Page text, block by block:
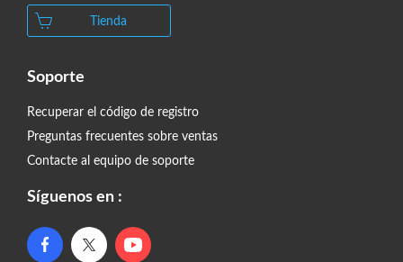
Tienda
Soporte
Recuperar el código de registro
Preguntas frecuentes sobre ventas
Contacte al equipo de soporte
Síguenos en :